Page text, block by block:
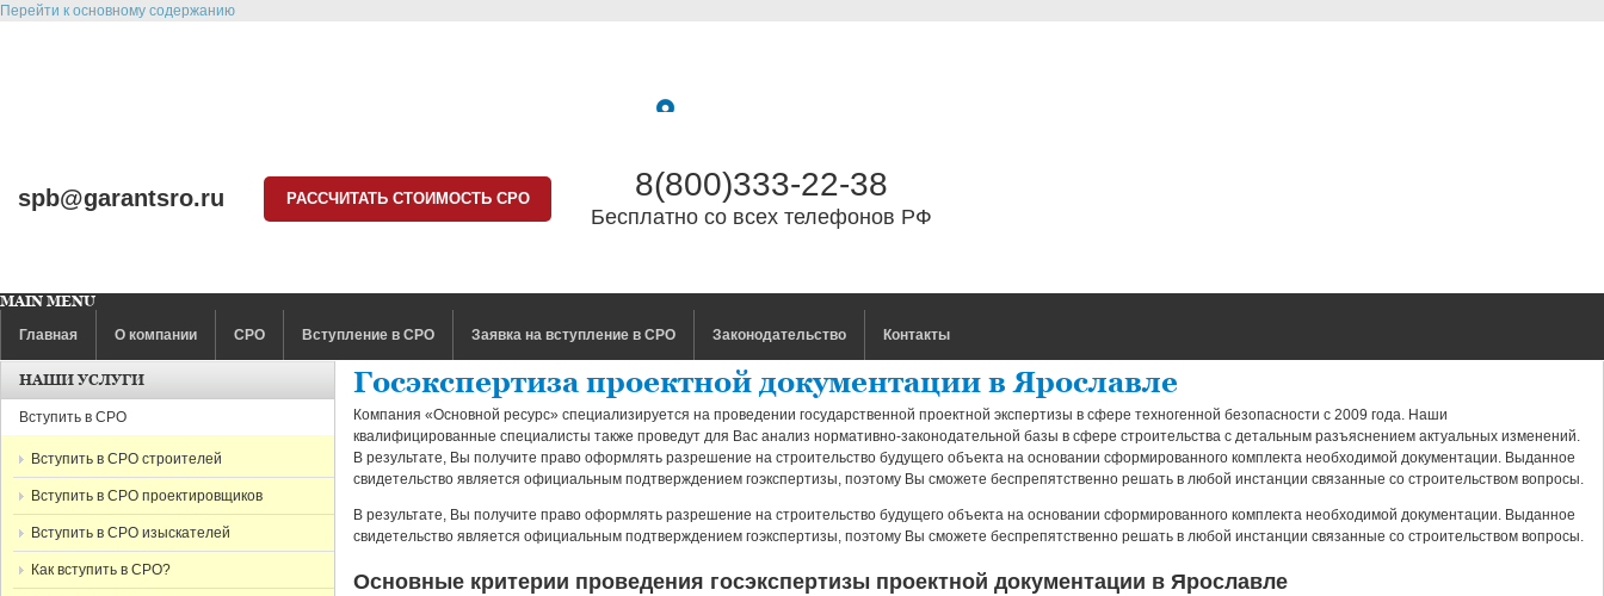
Перейти к основному содержанию
spb@garantsro.ru РАССЧИТАТЬ СТОИМОСТЬ СРО 8(800)333-22-38
Бесплатно со всех телефонов РФ
MAIN MENU
Главная
О компании СРО Вступление в СРО Заявка на вступление в СРО Законодательство Контакты
Госэкспертиза проектной документации в Ярославле
Компания «Основной ресурс» специализируется на проведении государственной проектной экспертизы в сфере техногенной безопасности с 2009 года. Наши
квалифицированные специалисты также проведут для Вас анализ нормативно-законодательной базы в сфере строительства с детальным разъяснением актуальных изменений.
В результате, Вы получите право оформлять разрешение на строительство будущего объекта на основании сформированного комплекта необходимой документации. Выданное
свидетельство является официальным подтверждением гоэкспертизы, поэтому Вы сможете беспрепятственно решать в любой инстанции связанные со строительством вопросы.
В результате, Вы получите право оформлять разрешение на строительство будущего объекта на основании сформированного комплекта необходимой документации. Выданное
свидетельство является официальным подтверждением гоэкспертизы, поэтому Вы сможете беспрепятственно решать в любой инстанции связанные со строительством вопросы.
Основные критерии проведения госэкспертизы проектной документации в Ярославле
НАШИ УСЛУГИ
Вступить в СРО
Вступить в СРО строителей
Вступить в СРО проектировщиков
Вступить в СРО изыскателей
Как вступить в СРО?